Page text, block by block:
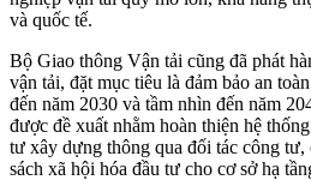
và quốc tế.
Bộ Giao thông Vận tải cũng đã phát
vận tải, đặt mục tiêu là đảm bảo an
đến năm 2030 và tầm nhìn đến năm
được đề xuất nhằm hoàn thiện hệ
tư xây dựng thông qua đối tác công
sách xã hội hóa đầu tư cho cơ sở hạ